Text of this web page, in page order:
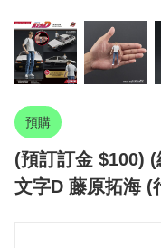
預購
(預訂訂金 $100)
文字D 藤原拓海 (